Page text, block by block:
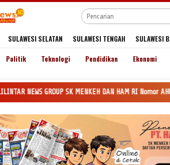
SULAWESI SELATAN SULAWESI TENGAH SULAWESI
Politik Teknologi Pendidikan Ekonomi
GROUP SK MENKEH DAN HAM RI Nomor AHU-